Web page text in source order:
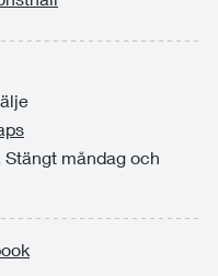
måndag och